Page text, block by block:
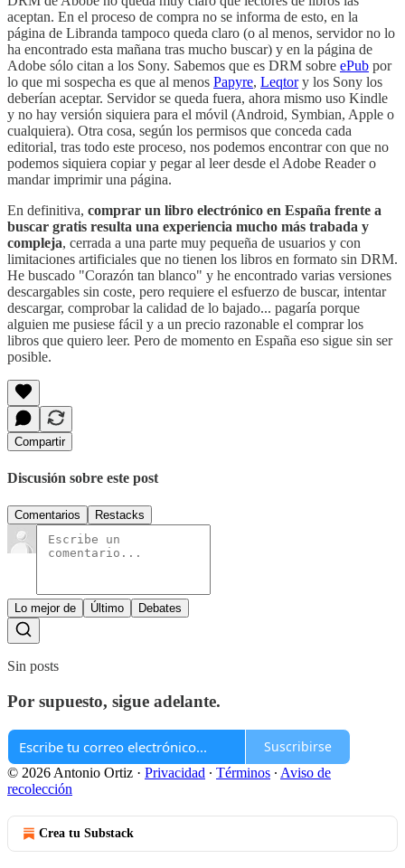
aceptan. En el proceso de compra no se informa de esto, en la
página de Libranda tampoco queda claro (o al menos, servidor no lo
ha encontrado esta mañana tras mucho buscar) y en la página de
Adobe sólo citan a los Sony. Sabemos que es DRM sobre ePub por
lo que mi sospecha es que al menos Papyre, Leqtory los Sony los
deberían aceptar. Servidor se queda fuera, ahora mismo uso Kindle
y no hay versión siquiera para el móvil (Android, Symbian, Apple o
cualquiera). Otra cosa, según los permisos que conceda cada
editorial, tras todo este proceso, nos podemos encontrar con que no
podemos siquiera copiar y pegar al leer desde el Adobe Reader o
mandar imprimir una página.
En definitiva, comprar un libro electrónico en España frente a
buscar gratis resulta una experiencia mucho más trabada y
compleja, cerrada a una parte muy pequeña de usuarios y con
limitaciones artificiales que no tienen los libros en formato sin DRM.
He buscado "Corazón tan blanco" y he encontrado varias versiones
descargables sin coste, pero requiere el esfuerzo de buscar, intentar
descargar, comprobar la calidad de lo bajado... pagaría porque
alguien me pusiese fácil y a un precio razonable el comprar los
libros que quiero leer. Pero de momento en España eso sigue sin ser
posible.
Compartir
Discusión sobre este post
Comentarios Restacks
Lo mejor de Último Debates
Sin posts
Por supuesto, sigue adelante.
Suscribirse
© 2026 Antonio Ortiz · Privacidad ∙ Términos ∙ Aviso de
recolección
Crea tu Substack